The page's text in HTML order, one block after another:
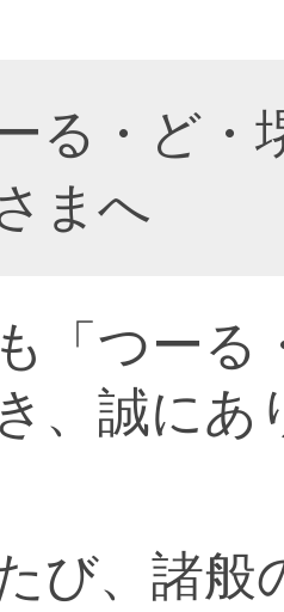
ーる・ど
まへ
「つーる
、誠にあ
び、諸般